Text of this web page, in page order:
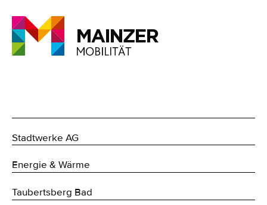
Stadtwerke AG
Energie & Wärme
Taubertsberg Bad